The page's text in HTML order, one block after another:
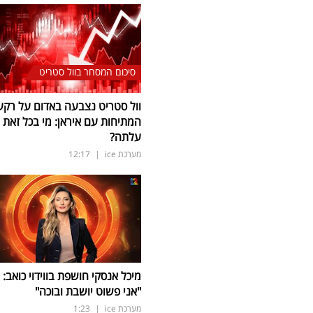
סיכום המסחר בוול סטריט
וול סטריט נצבעה באדום על
המתיחות עם איראן: מי בכל זאת
עלתה?
מערכת ice |
12:17
מיכל אנסקי חושפת בווידוי כואב:
"אני פשוט יושבת ובוכה"
מערכת ice |
1:23